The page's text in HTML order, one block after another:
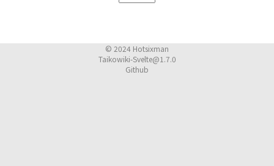
© 2024 Hotsixman
Taikowiki-Svelte@1.7.0
Github